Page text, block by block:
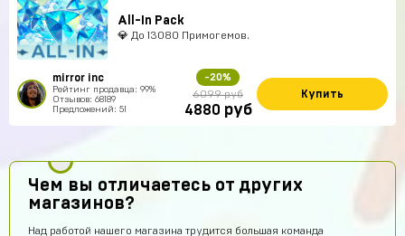
All-In Pack
💎 До 13080 Примогемов.
mirror inc
Рейтинг продавца: 99%
Отзывов: 68189
Предложений: 51
-20%
6099 руб
4880 руб
Купить
Чем вы отличаетесь от других
магазинов?
Над работой нашего магазина трудится большая команда